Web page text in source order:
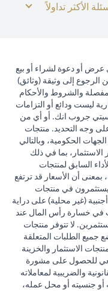
الأكثر تداولاً
عرض أو دعوة لشراء أو بيع
الرجوع إلى وثيقة (وثائق)
والشروط والأحكام
ليست ودائع أو التزامات
جروب انك. أو أي من
وجه التحديد. منتجات
الحكومية، وبالتالي
بما في ذلك
السابق لمنتجات
بمعنى أن الأسعار قد ترتفع
في منتجات
(غير محلية) على دراية
في خسارة رأس المال عند
لا تتوفر منتجات
جميع الطلبات المتعلقة
الاستثمار والخزينة
للحصول على مشورة
والضريبية لمعاملاته
أو جنسيته أو محل عمله،